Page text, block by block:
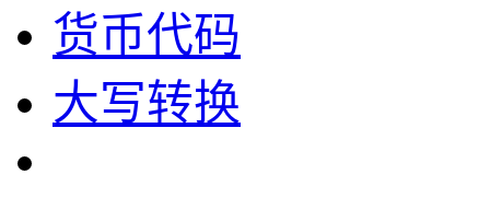
货币代码
大写转换